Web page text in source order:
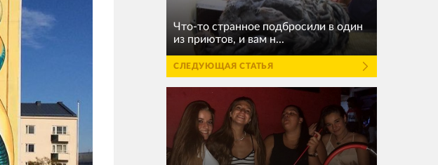
Что-то странное подбросили в один
из приютов, и вам н...
СЛЕДУЮЩАЯ СТАТЬЯ